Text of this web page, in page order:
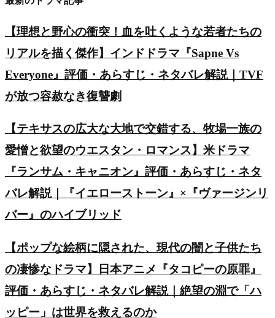
【理想と野心の衝突！血を吐くような若者たちの
リアルを描く傑作】インドドラマ『Sapne Vs
Everyone』評価・あらすじ・ネタバレ解説｜TVF
が放つ容赦なき復讐劇
【テキサスの広大な大地で交錯する、牧場一族の
愛憎と欲望のウエスタン・ロマンス】米ドラマ
『ランサム・キャニオン』評価・あらすじ・ネタ
バレ解説｜『イエローストーン』×『ヴァージンリ
バー』のハイブリッド
【ポップな絵柄に隠された、現代の闇と子供たち
の凄惨なドラマ】日本アニメ『タコピーの原罪』
評価・あらすじ・ネタバレ解説｜絶望の淵で「ハ
ッピー」は世界を救えるのか